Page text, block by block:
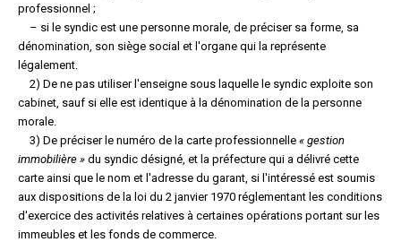
professionnel ;
– si le syndic est une personne morale, de préciser sa forme, sa
dénomination, son siège social et l'organe qui la représente
légalement.
2) De ne pas utiliser l'enseigne sous laquelle le syndic exploite son
cabinet, sauf si elle est identique à la dénomination de la personne
morale.
3) De préciser le numéro de la carte professionnelle « gestion
immobilière » du syndic désigné, et la préfecture qui a délivré cette
carte ainsi que le nom et l'adresse du garant, si l'intéressé est soumis
aux dispositions de la loi du 2 janvier 1970 réglementant les conditions
d'exercice des activités relatives à certaines opérations portant sur les
immeubles et les fonds de commerce.